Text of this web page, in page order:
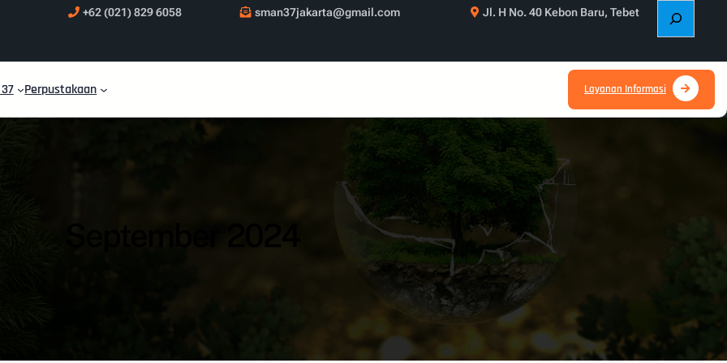
+62 (021) 829 6058 sman37jakarta@gmail.com Jl. H No. 40 Kebon Baru, Tebet
r
c
Perpustakaan Layanan Informasi